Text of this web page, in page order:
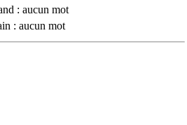
: aucun mot
: aucun mot